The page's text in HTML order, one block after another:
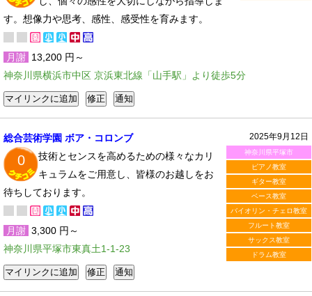
す。想像力や思考、感性、感受性を育みます。
月謝 13,200 円～
神奈川県横浜市中区 京浜東北線「山手駅」より徒歩5分
2025年9月12日
神奈川県平塚市
ピアノ教室
ギター教室
ベース教室
バイオリン・チェロ教室
フルート教室
サックス教室
ドラム教室
総合芸術学園 ボア・コロンブ
0
技術とセンスを高めるための様々なカリ
キュラムをご用意し、皆様のお越しをお
待ちしております。
月謝 3,300 円～
神奈川県平塚市東真土1-1-23